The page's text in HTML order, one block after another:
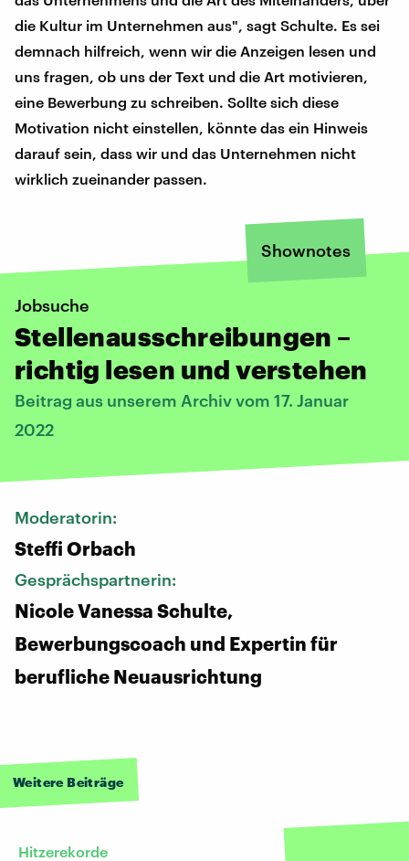
die Kultur im Unternehmen aus", sagt Schulte. Es sei
demnach hilfreich, wenn wir die Anzeigen lesen und
uns fragen, ob uns der Text und die Art motivieren,
eine Bewerbung zu schreiben. Sollte sich diese
Motivation nicht einstellen, könnte das ein Hinweis
darauf sein, dass wir und das Unternehmen nicht
wirklich zueinander passen.
Shownotes
Jobsuche
Stellenausschreibungen –
richtig lesen und verstehen
Beitrag aus unserem Archiv vom 17. Januar
2022
Moderatorin:
Steffi Orbach
Gesprächspartnerin:
Nicole Vanessa Schulte,
Bewerbungscoach und Expertin für
berufliche Neuausrichtung
Weitere Beiträge
Hitzerekorde